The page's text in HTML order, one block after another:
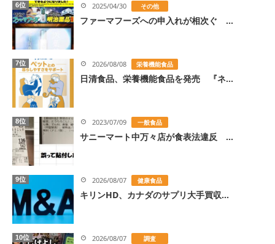
6位 2025/04/30 その他
ファーマフーズへの申入れが相次ぐ ...
7位 2026/08/08 栄養機能食品
日清食品、栄養機能食品を発売 『ネ...
8位 2023/07/09 一般食品
サニーマート中万々店が食表法違反 ...
9位 2026/08/07 健康食品
キリンHD、カナダのサプリ大手買収...
10位 2026/08/07 調査